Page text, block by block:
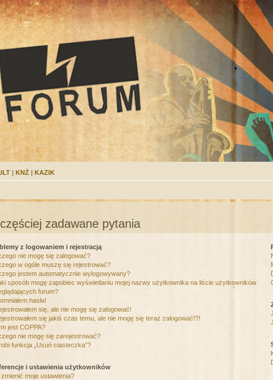
| KNŻ | KAZIK
zadawane pytania
z logowaniem i rejestracją
nie mogę się zalogować?
w ogóle muszę się rejestrować?
jestem automatycznie wylogowywany?
sposób mogę zapobiec wyświetlaniu mojej nazwy użytkownika na liście użytkowników
forum?
hasła!
się, ale nie mogę się zalogować!
się jakiś czas temu, ale nie mogę się teraz zalogować!?!
jest COPPA?
nie mogę się zarejestrować?
funkcja „Usuń ciasteczka”?
i ustawienia użytkowników
moje ustawienia?